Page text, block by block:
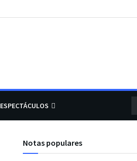
ESPECTÁCULOS
Notas populares